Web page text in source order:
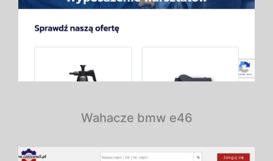
Wahacze bmw e46